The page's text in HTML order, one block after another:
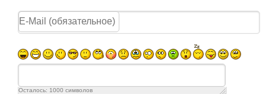
Осталось: 1000 символов